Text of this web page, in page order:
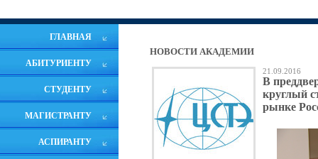
ГЛАВНАЯ
АБИТУРИЕНТУ
СТУДЕНТУ
МАГИСТРАНТУ
АСПИРАНТУ
НОВОСТИ АКАДЕМИИ
21.09.2016
В
круглый
рынке